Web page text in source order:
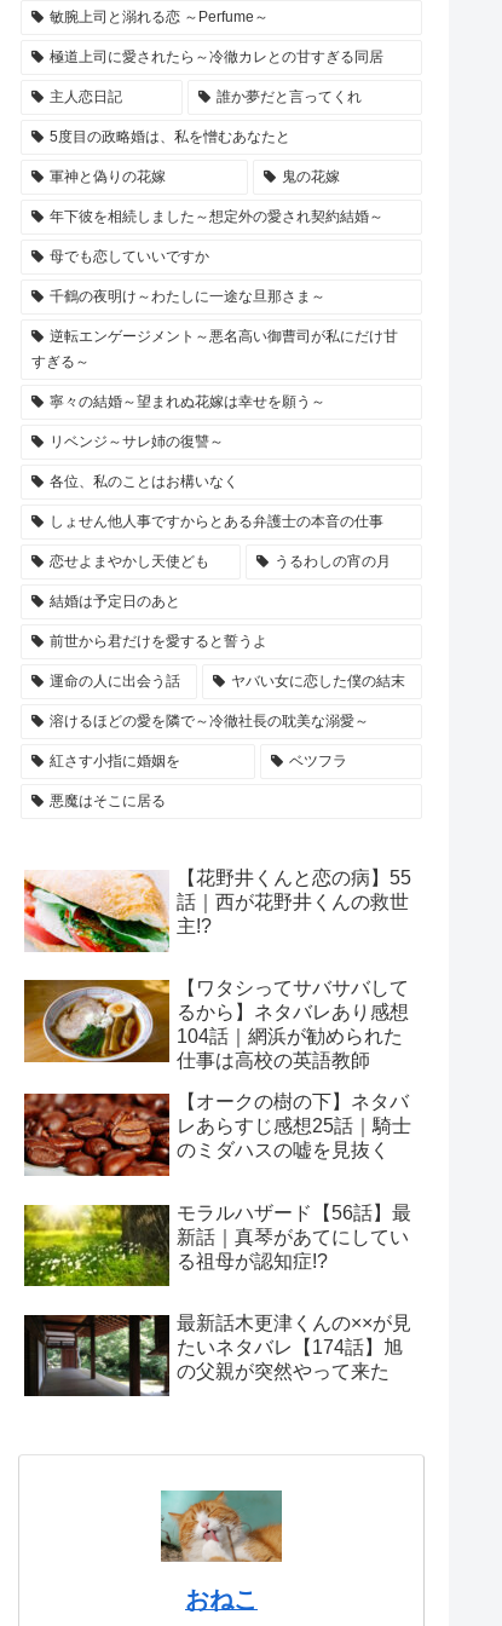
敏腕上司と溺れる恋 ～Perfume～
極道上司に愛されたら～冷徹カレとの甘すぎる同居
主人恋日記 誰か夢だと言ってくれ
5度目の政略婚は、私を憎むあなたと
軍神と偽りの花嫁 鬼の花嫁
年下彼を相続しました～想定外の愛され契約結婚～
母でも恋していいですか
千鶴の夜明け～わたしに一途な旦那さま～
逆転エンゲージメント～悪名高い御曹司が私にだけ甘
すぎる～
寧々の結婚～望まれぬ花嫁は幸せを願う～
リベンジ～サレ姉の復讐～
各位、私のことはお構いなく
しょせん他人事ですからとある弁護士の本音の仕事
恋せよまやかし天使ども うるわしの宵の月
結婚は予定日のあと
前世から君だけを愛すると誓うよ
運命の人に出会う話 ヤバい女に恋した僕の結末
溶けるほどの愛を隣で～冷徹社長の耽美な溺愛～
紅さす小指に婚姻を ベツフラ
悪魔はそこに居る
【花野井くんと恋の病】55
話｜西が花野井くんの救世
主!?
【ワタシってサバサバして
るから】ネタバレあり感想
104話｜網浜が勧められた
仕事は高校の英語教師
【オークの樹の下】ネタバ
レあらすじ感想25話｜騎士
のミダハスの嘘を見抜く
モラルハザード【56話】最
新話｜真琴があてにしてい
る祖母が認知症!?
最新話木更津くんの××が見
たいネタバレ【174話】旭
の父親が突然やって来た
おねこ